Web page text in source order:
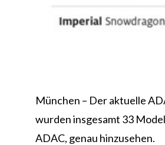
München – Der aktuelle
wurden insgesamt 33
ADAC, genau hinzusehen.